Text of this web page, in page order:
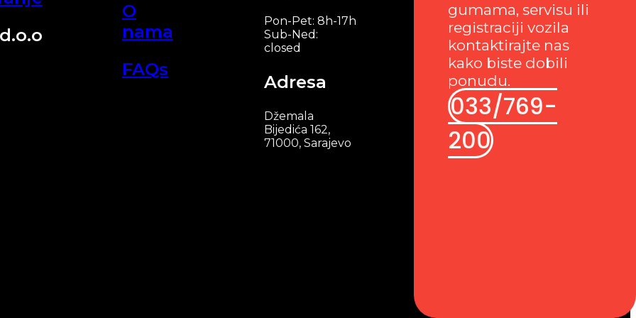
O
nama
FAQs
Pon-Pet: 8h-17h
Sub-Ned:
closed
Adresa
Džemala
Bijedića 162,
71000, Sarajevo
gumama, servisu ili
registraciji vozila
kontaktirajte nas
kako biste dobili
ponudu.
033/769-
200